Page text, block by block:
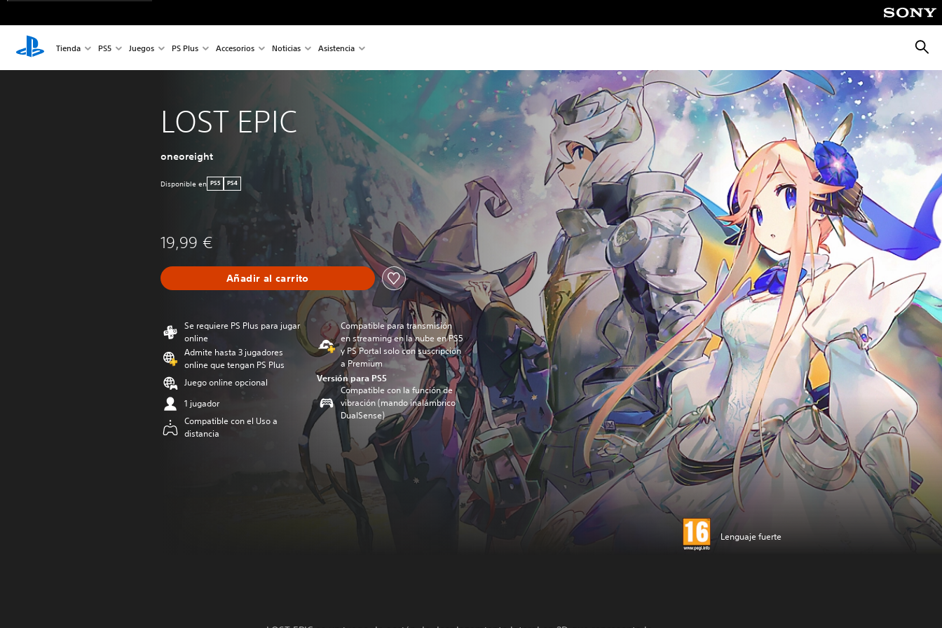
Tienda PS5 Juegos PS Plus Accesorios Noticias Asistencia
LOST EPIC
oneoreight
Disponible en PS5 PS4
19,99 €
Añadir al carrito
Se requiere PS Plus para jugar
online
Admite hasta 3 jugadores
online que tengan PS Plus
Juego online opcional
1 jugador
Compatible con el Uso a
distancia
Compatible para transmisión
en streaming en la nube en PS5
y PS Portal solo con suscripción
a Premium
Versión para PS5
Compatible con la función de
vibración (mando inalámbrico
DualSense)
Lenguaje fuerte